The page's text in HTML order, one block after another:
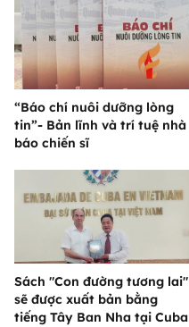
“Báo chí nuôi dưỡng lòng
tin”- Bản lĩnh và trí tuệ nhà
báo chiến sĩ
Sách "Con đường tương lai"
sẽ được xuất bản bằng
tiếng Tây Ban Nha tại Cuba